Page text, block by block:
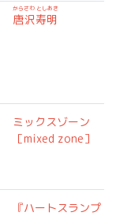
唐沢寿明
からさわ としあき
ミックスゾーン
［mixed zone］
『ハートスランプ